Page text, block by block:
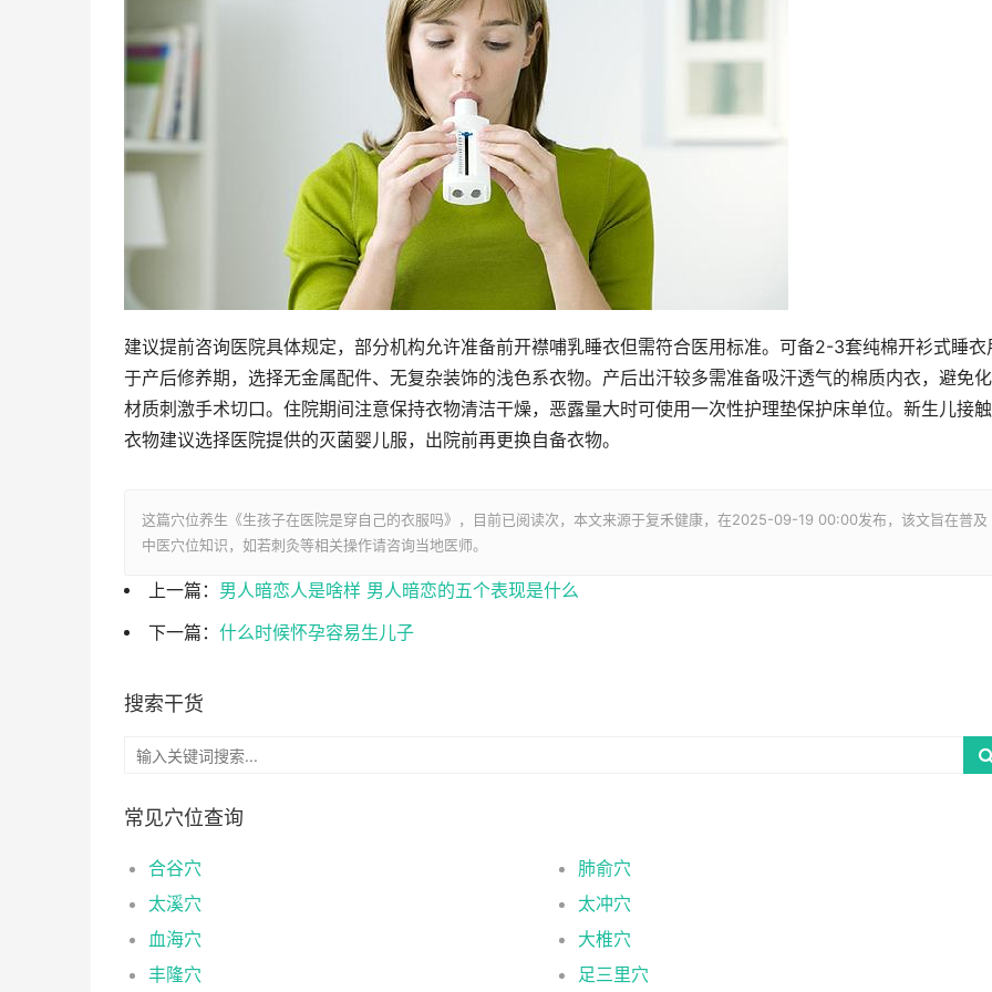
建议提前咨询医院具体规定，部分机构允许准备前开襟哺乳睡衣但需符合医用标准。可备2-3套纯棉开衫式睡衣
于产后修养期，选择无金属配件、无复杂装饰的浅色系衣物。产后出汗较多需准备吸汗透气的棉质内衣，避免
材质刺激手术切口。住院期间注意保持衣物清洁干燥，恶露量大时可使用一次性护理垫保护床单位。新生儿接
衣物建议选择医院提供的灭菌婴儿服，出院前再更换自备衣物。
这篇穴位养生《生孩子在医院是穿自己的衣服吗》，目前已阅读次，本文来源于复禾健康，在2025-09-19 00:00发布，该文旨在普及
中医穴位知识，如若刺灸等相关操作请咨询当地医师。
上一篇： 男人暗恋人是啥样 男人暗恋的五个表现是什么
下一篇： 什么时候怀孕容易生儿子
搜索干货
常见穴位查询
合谷穴
肺俞穴
太溪穴
太冲穴
血海穴
大椎穴
丰隆穴
足三里穴